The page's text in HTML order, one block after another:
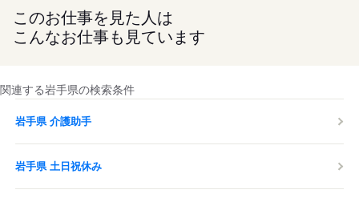
このお仕事を見た人は
こんなお仕事も見ています
関連する岩手県の検索条件
岩手県 介護助手
岩手県 土日祝休み